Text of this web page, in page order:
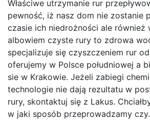
Właściwe utrzymanie rur
pewność, iż nasz dom nie zostanie
czasie ich niedrożności ale również
albowiem czyste rury to zdrowa
specjalizuje się czyszczeniem rur
oferujemy w Polsce południowej a
sie w Krakowie. Jeżeli zabiegi
technologie nie dają rezultatu w
rury, skontaktuj się z Lakus.
w jaki sposób przeprowadzamy